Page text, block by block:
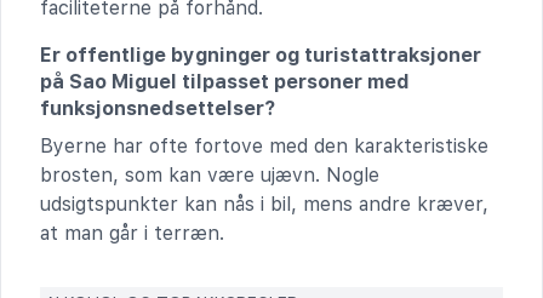
faciliteterne på forhånd.
Er offentlige bygninger og turistattraksjoner
på Sao Miguel tilpasset personer med
funksjonsnedsettelser?
Byerne har ofte fortove med den karakteristiske
brosten, som kan være ujævn. Nogle
udsigtspunkter kan nås i bil, mens andre kræver,
at man går i terræn.